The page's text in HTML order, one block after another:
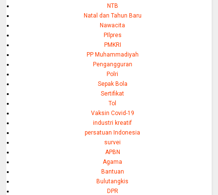
NTB
Natal dan Tahun Baru
Nawacita
PIlpres
PMKRI
PP Muhammadiyah
Pengangguran
Polri
Sepak Bola
Sertifikat
Tol
Vaksin Covid-19
industri kreatif
persatuan Indonesia
survei
APBN
Agama
Bantuan
Bulutangkis
DPR